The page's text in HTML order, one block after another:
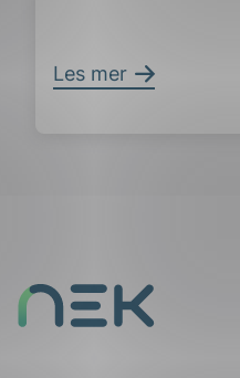
Les mer